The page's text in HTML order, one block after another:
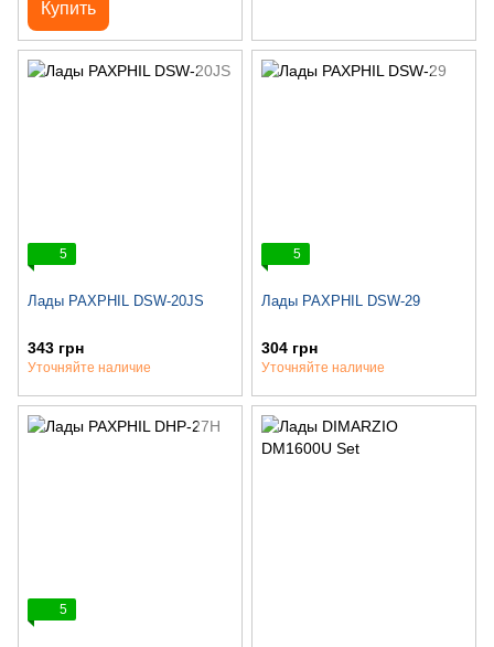
Купить
5
Лады PAXPHIL DSW-20JS
343 грн
Уточняйте наличие
5
Лады PAXPHIL DSW-29
304 грн
Уточняйте наличие
5